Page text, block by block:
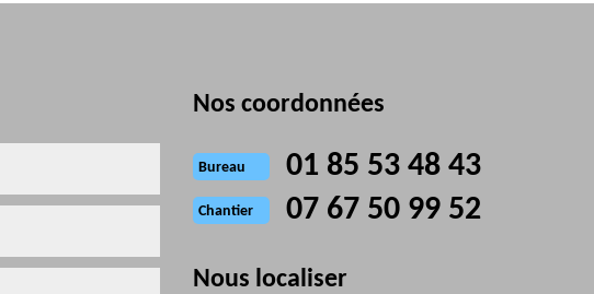
Nos coordonnées
Bureau 01 85 53 48 43
Chantier 07 67 50 99 52
Nous localiser